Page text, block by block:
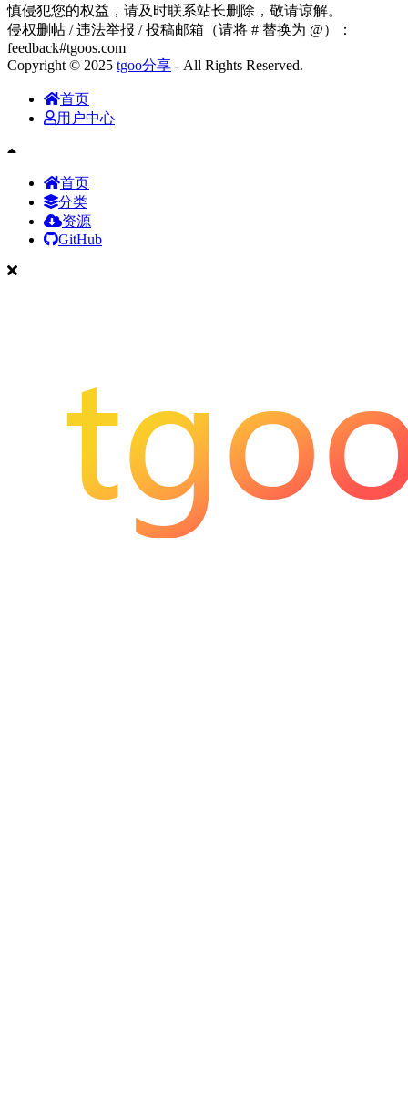
慎侵犯您的权益，请及时联系站长删除，敬请谅解。
侵权删帖 / 违法举报 / 投稿邮箱（请将 # 替换为 @）：
feedback#tgoos.com
Copyright © 2025 tgoo分享 - All Rights Reserved.
首页
用户中心
首页
分类
资源
GitHub